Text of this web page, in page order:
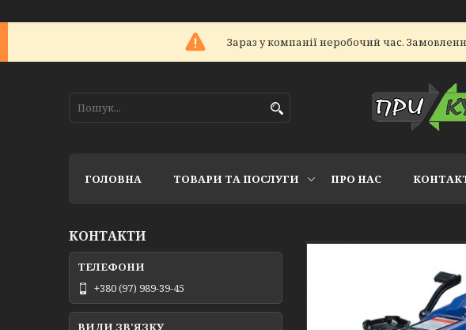
Зараз у компанії неробочий час.
ГОЛОВНА ТОВАРИ ТА ПОСЛУГИ ПРО НАС
КОНТАКТИ
+380 (97) 989-39-45